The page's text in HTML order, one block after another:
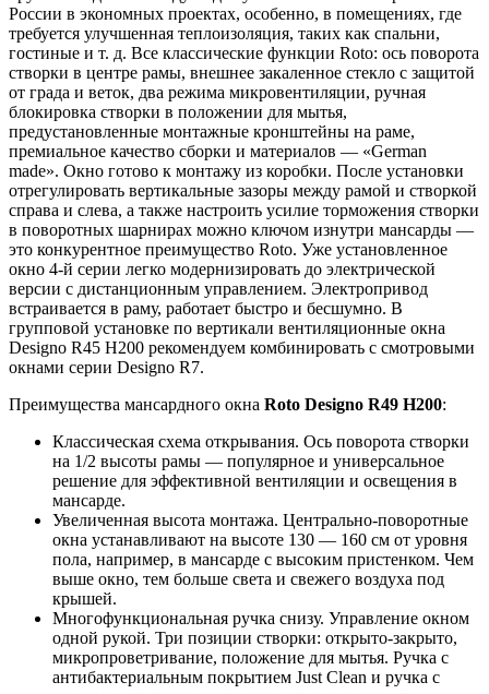
России в экономных проектах, особенно, в помещениях, где
требуется улучшенная теплоизоляция, таких как спальни,
гостиные и т. д. Все классические функции Roto: ось поворота
створки в центре рамы, внешнее закаленное стекло с защитой
от града и веток, два режима микровентиляции, ручная
блокировка створки в положении для мытья,
предустановленные монтажные кронштейны на раме,
премиальное качество сборки и материалов — «German
made». Окно готово к монтажу из коробки. После установки
отрегулировать вертикальные зазоры между рамой и створкой
справа и слева, а также настроить усилие торможения створки
в поворотных шарнирах можно ключом изнутри мансарды —
это конкурентное преимущество Roto. Уже установленное
окно 4-й серии легко модернизировать до электрической
версии с дистанционным управлением. Электропривод
встраивается в раму, работает быстро и бесшумно. В
групповой установке по вертикали вентиляционные окна
Designo R45 H200 рекомендуем комбинировать с смотровыми
окнами серии Designo R7.
Преимущества мансардного окна Roto Designo R49 H200:
Классическая схема открывания. Ось поворота створки
на 1/2 высоты рамы — популярное и универсальное
решение для эффективной вентиляции и освещения в
мансарде.
Увеличенная высота монтажа. Центрально-поворотные
окна устанавливают на высоте 130 — 160 см от уровня
пола, например, в мансарде с высоким пристенком. Чем
выше окно, тем больше света и свежего воздуха под
крышей.
Многофункциональная ручка снизу. Управление окном
одной рукой. Три позиции створки: открыто-закрыто,
микропроветривание, положение для мытья. Ручка с
антибактериальным покрытием Just Clean и ручка с